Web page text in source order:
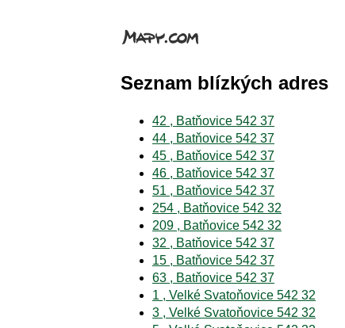
Seznam blízkých adres
42 , Batňovice 542 37
44 , Batňovice 542 37
45 , Batňovice 542 37
46 , Batňovice 542 37
51 , Batňovice 542 37
254 , Batňovice 542 32
209 , Batňovice 542 32
32 , Batňovice 542 37
15 , Batňovice 542 37
63 , Batňovice 542 37
1 , Velké Svatoňovice 542 32
3 , Velké Svatoňovice 542 32